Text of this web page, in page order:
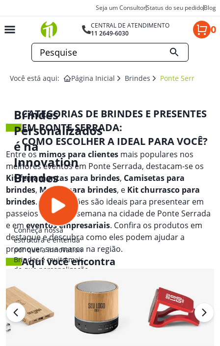
Seja um ConsultorStatus do seu pedidoBlog
CENTRAL DE ATENDIMENTO
11 2649-6030
0
Você está aqui: Página Inicial Brindes Ponte Serrada
Brindes
Personalizados
é na
Innovation
Brindes
Conheça nossa
estrutura e entenda
por que a Innovation
Brindes é muito mais
do que personalização.
CATEGORIAS DE BRINDES E PRESENTES
EM PONTE SERRADA:
COMO ESCOLHER A IDEAL PARA VOCÊ?
Entre osmimos para clientes mais populares nos
melhores eventos em Ponte Serrada, destacam-se os
Kit ferramentas para brindes, Camisetas para
brindes, Mouse para brindes, e Kit churrasco para
brindes. Essas opções são ideais para presentear em
passeios de fim de semana na cidade de Ponte Serrada
e em eventos empresariais. Confira os produtos em
destaque e descubra como eles podem ajudar a
promover sua marca na região.
Aqui você encontra